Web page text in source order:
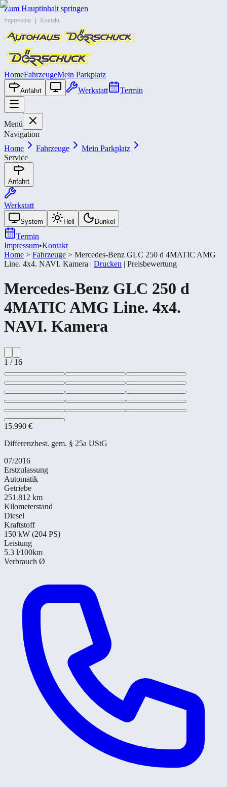
Zum Hauptinhalt springen
Impressum Kontakt
HomeFahrzeugeMein Parkplatz
Anfahrt Werkstatt Termin
Menü
Navigation
Home
Fahrzeuge
Mein Parkplatz
Service
Anfahrt
Werkstatt
System Hell Dunkel
Termin
Impressum•Kontakt
Home > Fahrzeuge > Mercedes-​Benz GLC 250 d 4MATIC AMG
Line. 4x4. NAVI. Kamera | Drucken | Preisbewertung
Mercedes-​Benz GLC 250 d
4MATIC AMG Line. 4x4.
NAVI. Kamera
1 / 16
15.990 €
Differenzbest. gem. § 25a UStG
07/2016
Erstzulassung
Automatik
Getriebe
251.812 km
Kilometerstand
Diesel
Kraftstoff
150 kW (204 PS)
Leistung
5.3 l/100km
Verbrauch Ø